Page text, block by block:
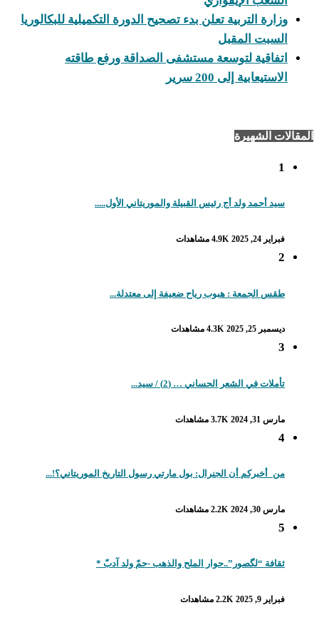
وزارة التربية تعلن بدء تصحيح الدورة التكميلية للبكالوريا
السبت المقبل
اتفاقية لتوسعة مستشفى الصداقة ورفع طاقته
الاستيعابية إلى 200 سرير
المقالات الشهيرة
1
سيد أحمد ولد أج رئيس القبيلة والموريتاني الأول.....
فبراير 24, 2025 4.9K مشاهدات
2
طقس الجمعة : هبوب رياح ضعيفة إلى معتدلة...
ديسمبر 25, 2025 4.3K مشاهدات
3
تأملات في الشعر الحساني … (2) / سيد...
مارس 31, 2024 3.7K مشاهدات
4
من_أخبركم أن الجنرال: بول مارتي رسول التاريخ الموريتاني؟!...
مارس 30, 2024 2.2K مشاهدات
5
ثقافة “لگصور”..حوار الملح والذهب -حمّ ولد آدبّ *
فبراير 9, 2025 2.2K مشاهدات